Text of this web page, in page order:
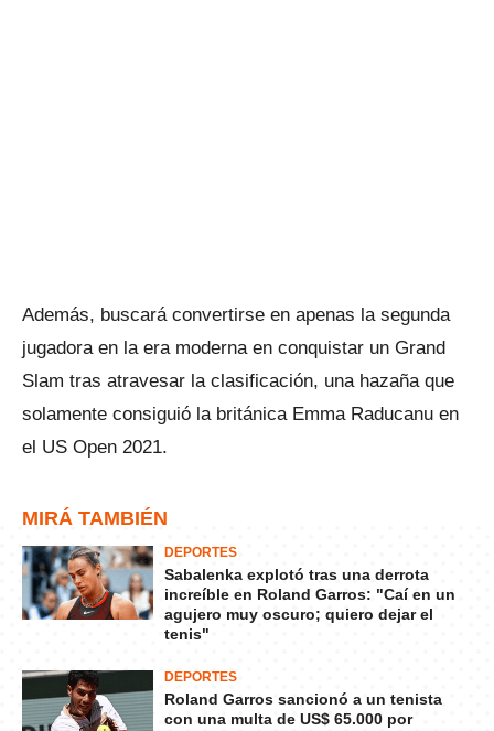
Además, buscará convertirse en apenas la segunda
jugadora en la era moderna en conquistar un Grand
Slam tras atravesar la clasificación, una hazaña que
solamente consiguió la británica Emma Raducanu en
el US Open 2021.
MIRÁ TAMBIÉN
DEPORTES
Sabalenka explotó tras una derrota
increíble en Roland Garros: "Caí en un
agujero muy oscuro; quiero dejar el
tenis"
DEPORTES
Roland Garros sancionó a un tenista
con una multa de US$ 65.000 por